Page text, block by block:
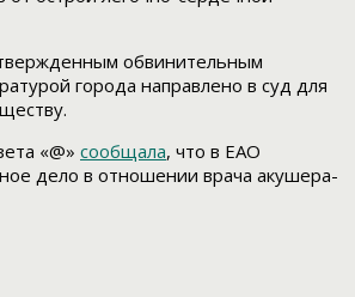
обвинительным
города направлено в суд для
«@» сообщала, что в ЕАО
дело в отношении врача акушера-